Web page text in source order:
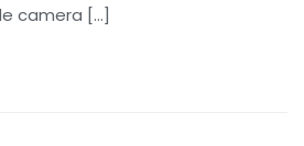
camera […]